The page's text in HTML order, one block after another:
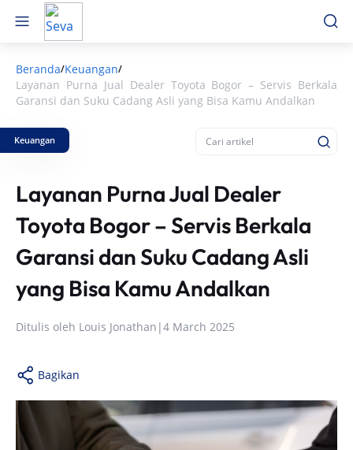
Beranda/Keuangan/
Layanan Purna Jual Dealer Toyota Bogor – Servis Berkala
Garansi dan Suku Cadang Asli yang Bisa Kamu Andalkan
Keuangan
Layanan Purna Jual Dealer
Toyota Bogor – Servis Berkala
Garansi dan Suku Cadang Asli
yang Bisa Kamu Andalkan
Ditulis oleh Louis Jonathan |4 March 2025
Bagikan